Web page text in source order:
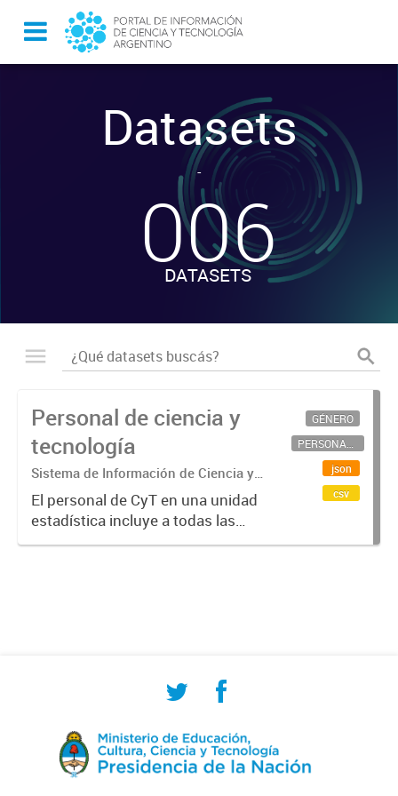
Datasets
-
006
DATASETS
Personal de ciencia y
tecnología
Sistema de Información de Ciencia y
Tecnología Argentino (SICYTAR)
El personal de CyT en una unidad
estadística incluye a todas las
personas involucradas
GÉNERO
PERSONAL CIENTÍFICO-TECNOLÓGICO
json
csv